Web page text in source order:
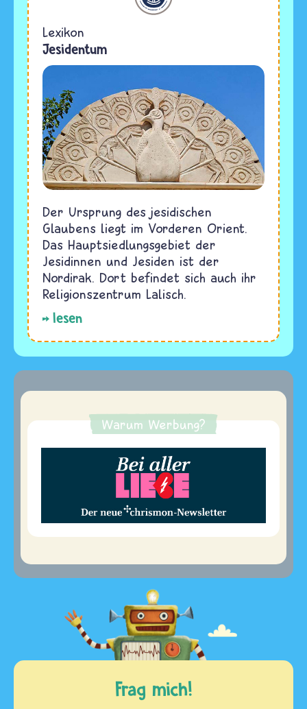
Lexikon
Jesidentum
Der Ursprung des jesidischen
Glaubens liegt im Vorderen Orient.
Das Hauptsiedlungsgebiet der
Jesidinnen und Jesiden ist der
Nordirak. Dort befindet sich auch ihr
Religionszentrum Lalisch.
lesen
Warum Werbung?
Frag mich!